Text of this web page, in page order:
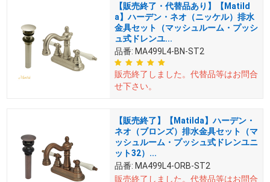
【販売終了・代替品あり】【Matild
a】ハーデン・ネオ（ニッケル）排水
金具セット（マッシュルーム・プッシ
ュ式ドレンユ...
品番: MA499L4-BN-ST2
販売終了しました。 代替品等はお問合
せ下さい。
【販売終了】【Matilda】ハーデン・
ネオ（ブロンズ）排水金具セット（マ
ッシュルーム・プッシュ式ドレンユニ
ット32）...
品番: MA499L4-ORB-ST2
販売終了しました。 代替品等はお問合